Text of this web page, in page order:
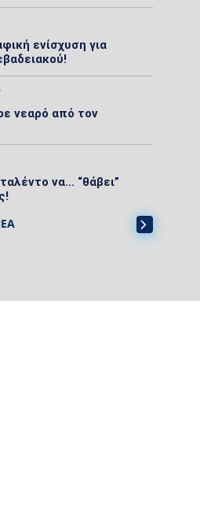
ενίσχυση για
νεαρό από τον
να… “θάβει”